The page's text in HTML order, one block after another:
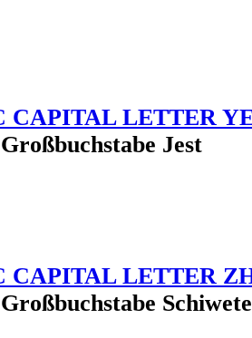
LETTER
Jest
CAPITAL LETTER
Schiwete